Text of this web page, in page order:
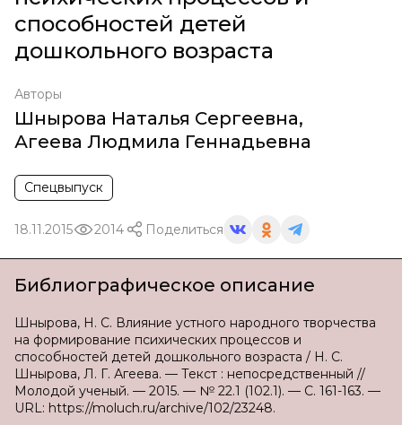
способностей детей
дошкольного возраста
Авторы
Шнырова Наталья Сергеевна,
Агеева Людмила Геннадьевна
Спецвыпуск
18.11.2015 2014 Поделиться
Библиографическое описание
Шнырова, Н. С. Влияние устного народного творчества
на формирование психических процессов и
способностей детей дошкольного возраста / Н. С.
Шнырова, Л. Г. Агеева. — Текст : непосредственный //
Молодой ученый. — 2015. — № 22.1 (102.1). — С. 161-163. —
URL: https://moluch.ru/archive/102/23248.